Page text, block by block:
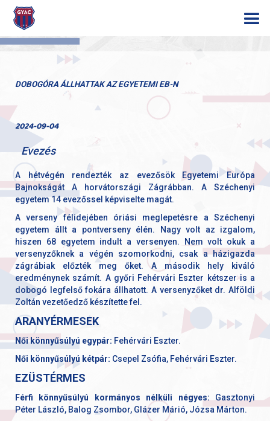
DOBOGÓRA ÁLLHATTAK AZ EGYETEMI EB-N
2024-09-04
Evezés
A hétvégén rendezték az evezősök Egyetemi Európa
Bajnokságát A horvátországi Zágrábban. A Széchenyi
egyetem 14 evezőssel képviselte magát.
A verseny félidejében óriási meglepetésre a Széchenyi
egyetem állt a pontverseny élén. Nagy volt az izgalom,
hiszen 68 egyetem indult a versenyen. Nem volt okuk a
versenyzőknek a végén szomorkodni, csak a házigazda
zágrábiak előzték meg őket. A második hely kiváló
eredménynek számít. A győri Fehérvári Eszter kétszer is a
dobogó legfelső fokára állhatott. A versenyzőket dr. Alföldi
Zoltán vezetőedző készítette fel.
ARANYÉRMESEK
Női könnyűsúlyú egypár: Fehérvári Eszter.
Női könnyűsúlyú kétpár: Csepel Zsófia, Fehérvári Eszter.
EZÜSTÉRMES
Férfi könnyűsúlyú kormányos nélküli négyes: Gasztonyi
Péter László, Balog Zsombor, Glázer Márió, Józsa Márton.